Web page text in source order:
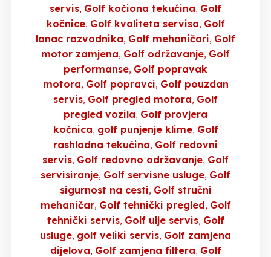
servis Golf kočiona tekućina Golf
kočnice Golf kvaliteta servisa Golf
lanac razvodnika Golf mehaničari Golf
motor zamjena Golf održavanje Golf
performanse Golf popravak
motora Golf popravci Golf pouzdan
servis Golf pregled motora Golf
pregled vozila Golf provjera
kočnica golf punjenje klime Golf
rashladna tekućina Golf redovni
servis Golf redovno održavanje Golf
servisiranje Golf servisne usluge Golf
sigurnost na cesti Golf stručni
mehaničar Golf tehnički pregled Golf
tehnički servis Golf ulje servis Golf
usluge golf veliki servis Golf zamjena
dijelova Golf zamjena filtera Golf